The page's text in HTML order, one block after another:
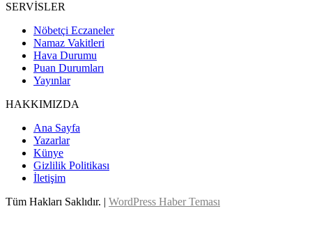
SERVİSLER
Nöbetçi Eczaneler
Namaz Vakitleri
Hava Durumu
Puan Durumları
Yayınlar
HAKKIMIZDA
Ana Sayfa
Yazarlar
Künye
Gizlilik Politikası
İletişim
Tüm Hakları Saklıdır. | WordPress Haber Teması